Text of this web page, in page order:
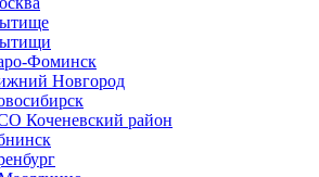
Фоминск
Новгород
Коченевский район